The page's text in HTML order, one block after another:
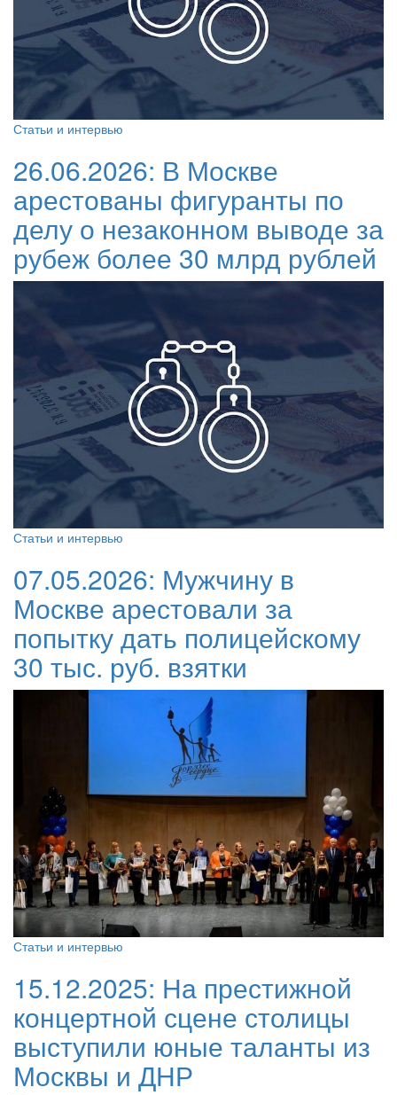
Статьи и интервью
26.06.2026: В Москве
арестованы фигуранты по
делу о незаконном выводе за
рубеж более 30 млрд рублей
Статьи и интервью
07.05.2026: Мужчину в
Москве арестовали за
попытку дать полицейскому
30 тыс. руб. взятки
Статьи и интервью
15.12.2025: На престижной
концертной сцене столицы
выступили юные таланты из
Москвы и ДНР